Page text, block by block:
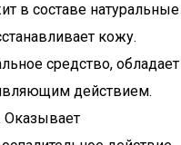
в составе натуральные
кожу.
средство, обладает
действием.
Оказывает